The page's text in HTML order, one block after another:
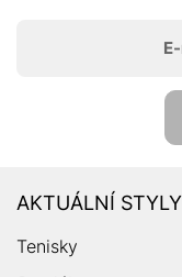
AKTUÁLNÍ STYLY
Tenisky